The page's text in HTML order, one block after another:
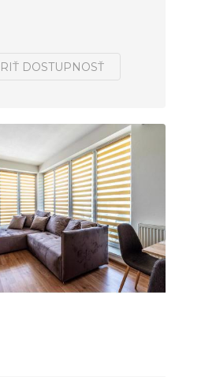
DOSTUPNOSŤ